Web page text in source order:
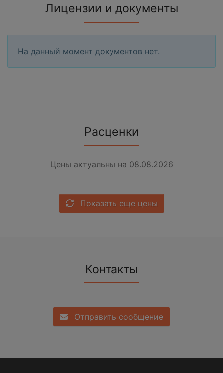
Лицензии и документы
На данный момент документов нет.
Расценки
Цены актуальны на 08.08.2026
Показать еще цены
Контакты
Отправить сообщение